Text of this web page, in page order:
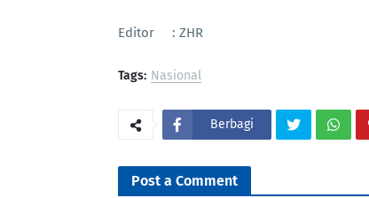
Editor : ZHR
Tags: Nasional
Berbagi
Post a Comment